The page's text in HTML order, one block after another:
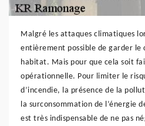
Malgré les attaques climatiques
entièrement possible de garder le
habitat. Mais pour que cela soit
opérationnelle. Pour limiter le
d’incendie, la présence de la
la surconsommation de l’énergie
est très indispensable de ne pas